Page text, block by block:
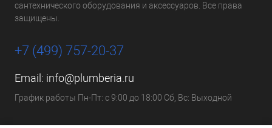
сантехнического оборудования и аксессуаров. Все права
защищены.
+7 (499) 757-20-37
Email: info@plumberia.ru
График работы Пн-Пт: с 9:00 до 18:00 Сб, Вс: Выходной